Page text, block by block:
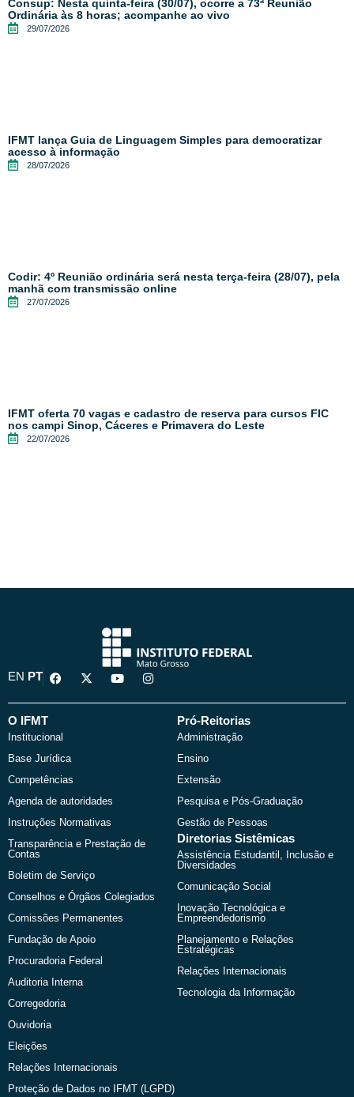
Consup: Nesta quinta-feira (30/07), ocorre a 73ª Reunião
Ordinária às 8 horas; acompanhe ao vivo
29/07/2026
IFMT lança Guia de Linguagem Simples para democratizar
acesso à informação
28/07/2026
Codir: 4º Reunião ordinária será nesta terça-feira (28/07), pela
manhã com transmissão online
27/07/2026
IFMT oferta 70 vagas e cadastro de reserva para cursos FIC
nos campi Sinop, Cáceres e Primavera do Leste
22/07/2026
EN PT
F
a
e
o
k
X
-
w
Y
o
t
I
n
t
O IFMT
Institucional
Base Jurídica
Competências
Agenda de autoridades
Instruções Normativas
Transparência e Prestação de
Contas
Boletim de Serviço
Conselhos e Órgãos Colegiados
Comissões Permanentes
Fundação de Apoio
Procuradoria Federal
Auditoria Interna
Corregedoria
Ouvidoria
Eleições
Relações Internacionais
Proteção de Dados no IFMT (LGPD)
Pró-Reitorias
Administração
Ensino
Extensão
Pesquisa e Pós-Graduação
Gestão de Pessoas
Diretorias Sistêmicas
Assistência Estudantil, Inclusão e
Diversidades
Comunicação Social
Inovação Tecnológica e
Empreendedorismo
Planejamento e Relações
Estratégicas
Relações Internacionais
Tecnologia da Informação